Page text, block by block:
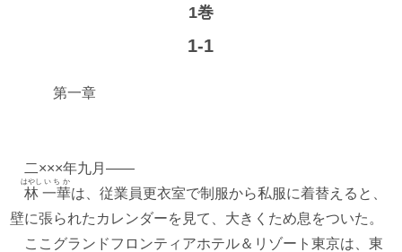
1巻
1-1
第一章
二×××年九月――
林
はやし
一華
いちか
は、従業員更衣室で制服から私服に着替えると、
壁に張られたカレンダーを見て、大きくため息をついた。
ここグランドフロンティアホテル＆リゾート東京は、東